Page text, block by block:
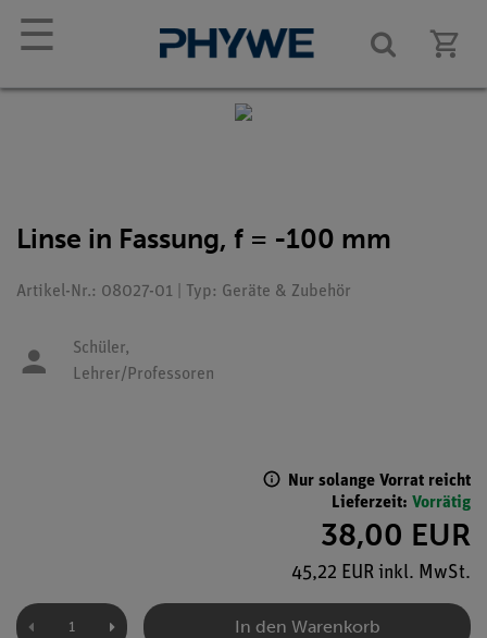
☰
Linse in Fassung, f = -100 mm
Artikel-Nr.: 08027-01 | Typ: Geräte & Zubehör
Schüler,
Lehrer/Professoren
Nur solange Vorrat reicht
Lieferzeit: Vorrätig
38,00 EUR
45,22 EUR inkl. MwSt.
In den Warenkorb